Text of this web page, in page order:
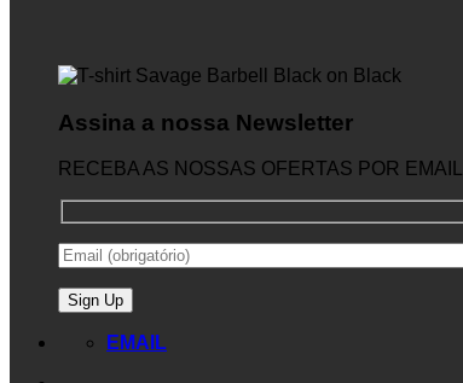
Assina a nossa Newsletter
RECEBA AS NOSSAS OFERTAS POR EMAIL
EMAIL